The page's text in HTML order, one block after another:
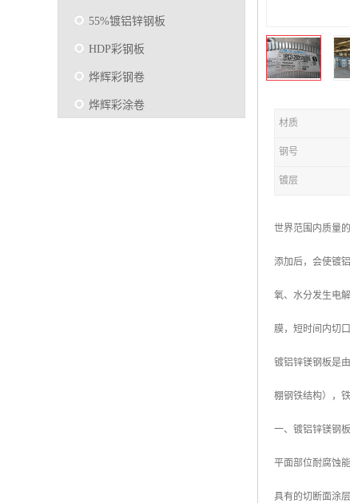
55%镀铝锌钢板
HDP彩钢板
烨辉彩钢卷
烨辉彩涂卷
材质
钢号
镀层
世界范围内质量
添加后，会使镀
氧、水分发生电
膜，短时间内切
镀铝锌镁钢板是
棚钢铁结构），
一、镀铝锌镁钢
平面部位耐腐蚀
具有的切断面涂